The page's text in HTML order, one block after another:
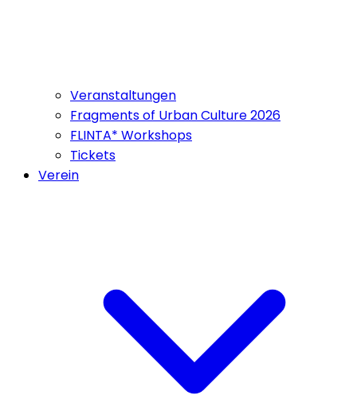
Veranstaltungen
Fragments of Urban Culture 2026
FLINTA* Workshops
Tickets
Verein